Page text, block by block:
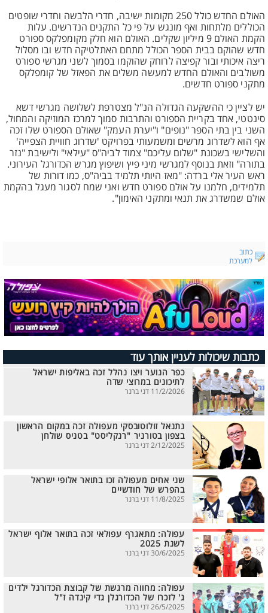
האולם החדש כולל 250 מקומות ישיבה, חדרי הלבשה וחדרי שופטים
הכוללים מלתחות ואף מונגש על פי כל התקנים הנדרשים. עלות
הקמת האולם 9 מיליון שקלים. האולם הוא חלק מקומפלקס ספורט
חדש שהוקם בבית הספר הכולל מתחם האתלטיקה חדש ובו מסלול
ריצה איכותי ובור קפיצה לרוחק שהוקמו בסמוך לשני מגרשי ספורט
משולבים והאולם החדש למעשה משלים את הפאזל של קומפלקס
מתקני ספורט חדשים.
יש לציין כי ההשקעה הגדולה הנ"ל מצטרפת לשלושה מגרשי דשא
סינטטי, אחד בקריית הספורט והתרבות סמוך למרכז המוזיקה והמחול,
השני בין בתי הספר "נופים" ו"יערת העמק" שאולם הספורט שלו זכה
אף הוא לשדרוג מרשים ומשמעותי בפרויקט 'שדרוג חוויית הצפייה'
והשלישי בשכונת "שלום עליכם" צמוד לביה"ס "עילאי" ולישיבת "נזר
בתורה" וזאת בנוסף למגרשי מיני פיץ ושיפוץ מגרש הכדורגל העירוני.
ראש העיר אלי ברדה: "מאז היותי תלמיד בביה"ס, כמו דורות של
תלמידים, חלמנו על אולם ספורט חדש ואני שמח לסגור מעגל בהקמת
אולם שמשדרג את תנאי ומתקני האימון".
כתוב
למערכת
כתבות שיכולות לעניין אותך עוד
כפר הנוער ויצו נהלל זכה באליפות ישראל
לתיכונים במרוצי שדה
11/2/2026 דני ברנר
נתנאל זולוטובסקי מעפולה זכה במקום הראשון
בצפון בטורניר "רנקליסט" בטניס שולחן
2/12/2025 דני ברנר
שני אחים מעפולה זכו בתואר אלופי ישראל
בהפרש של חודשיים
11/8/2025 דני ברנר
עפולה: מתאגרף עפולאי זכה בתואר אלוף ישראל
לשנת 2025
30/6/2025 דני ברנר
עפולה: מחווה מרגשת של קבוצת הכדורגל ילדים
ג' לזכרו של הכדורגלן גדי קינדה ז"ל
26/5/2025 דני ברנר